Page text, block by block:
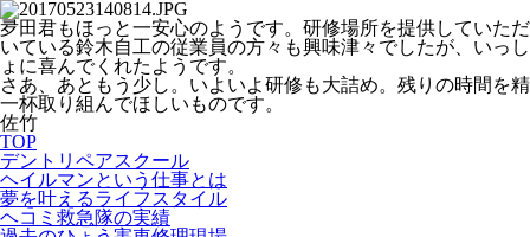
夛田君もほっと一安心のようです。研修場所を提供していただ
いている鈴木自工の従業員の方々も興味津々でしたが、いっし
ょに喜んでくれたようです。
さあ、あともう少し。いよいよ研修も大詰め。残りの時間を精
一杯取り組んでほしいものです。
佐竹
TOP
デントリペアスクール
ヘイルマンという仕事とは
夢を叶えるライフスタイル
ヘコミ救急隊の実績